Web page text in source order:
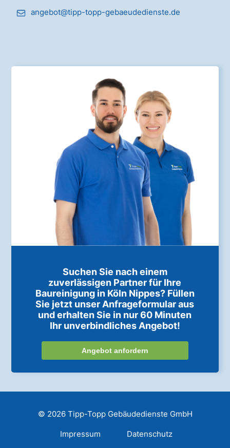
angebot@tipp-topp-gebaeudedienste.de
Suchen Sie nach einem
zuverlässigen Partner für Ihre
Baureinigung in Köln Nippes? Füllen
Sie jetzt unser Anfrageformular aus
und erhalten Sie in nur 60 Minuten
Ihr unverbindliches Angebot!
Angebot anfordern
© 2026 Tipp-Topp Gebäudedienste GmbH
Impressum Datenschutz